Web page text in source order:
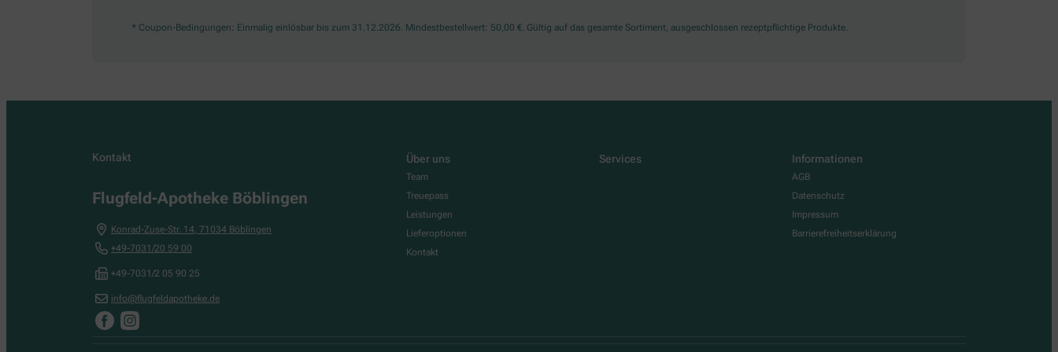
* Coupon-Bedingungen: Einmalig einlösbar bis zum 31.12.2026. Mindestbestellwert: 50,00 €. Gültig auf das gesamte Sortiment, ausgeschlossen rezeptpflichtige Produkte.
Kontakt
Flugfeld-Apotheke Böblingen
Konrad-Zuse-Str. 14, 71034 Böblingen
+49-7031/20 59 00
+49-7031/2 05 90 25
info@flugfeldapotheke.de
Über uns
Team
Treuepass
Leistungen
Lieferoptionen
Kontakt
Services Informationen
AGB
Datenschutz
Impressum
Barrierefreiheitserklärung